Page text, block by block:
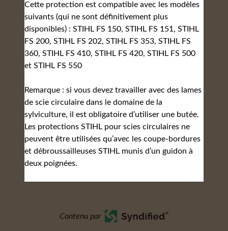
Cette protection est compatible avec les modèles
suivants (qui ne sont définitivement plus
disponibles) : STIHL FS 150, STIHL FS 151, STIHL
FS 200, STIHL FS 202, STIHL FS 353, STIHL FS
360, STIHL FS 410, STIHL FS 420, STIHL FS 500
et STIHL FS 550
Remarque : si vous devez travailler avec des lames
de scie circulaire dans le domaine de la
sylviculture, il est obligatoire d’utiliser une butée.
Les protections STIHL pour scies circulaires ne
peuvent être utilisées qu’avec les coupe-bordures
et débroussailleuses STIHL munis d’un guidon à
deux poignées.
Contenu par